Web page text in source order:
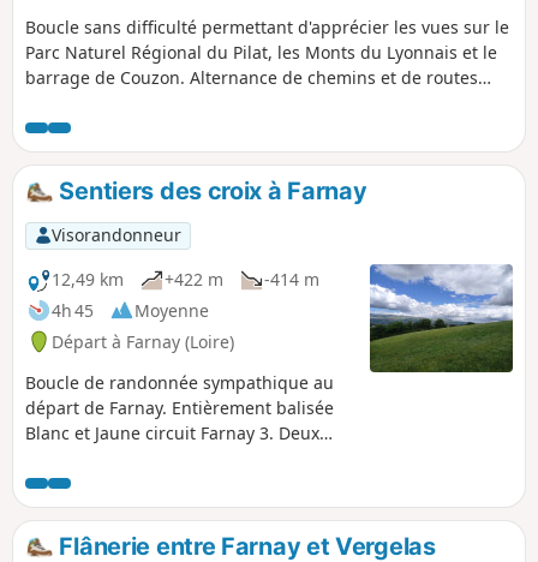
Boucle sans difficulté permettant d'apprécier les vues sur le
Parc Naturel Régional du Pilat, les Monts du Lyonnais et le
barrage de Couzon. Alternance de chemins et de routes
saison pour profiter au maximum du soleil.
Sentiers des croix à Farnay
Visorandonneur
12,49 km
+422 m
-414 m
4h 45
Moyenne
Départ à Farnay (Loire)
Boucle de randonnée sympathique au
départ de Farnay. Entièrement balisée
Blanc et Jaune circuit Farnay 3. Deux
la mairie avec affichage. Celle-ci est la
plus longue mais il y a possibilité de
raccourcir de 3 km.
Flânerie entre Farnay et Vergelas